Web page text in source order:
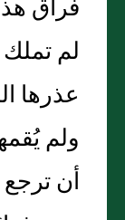
فراق
لم
عذرها
ولم
أن ترجع